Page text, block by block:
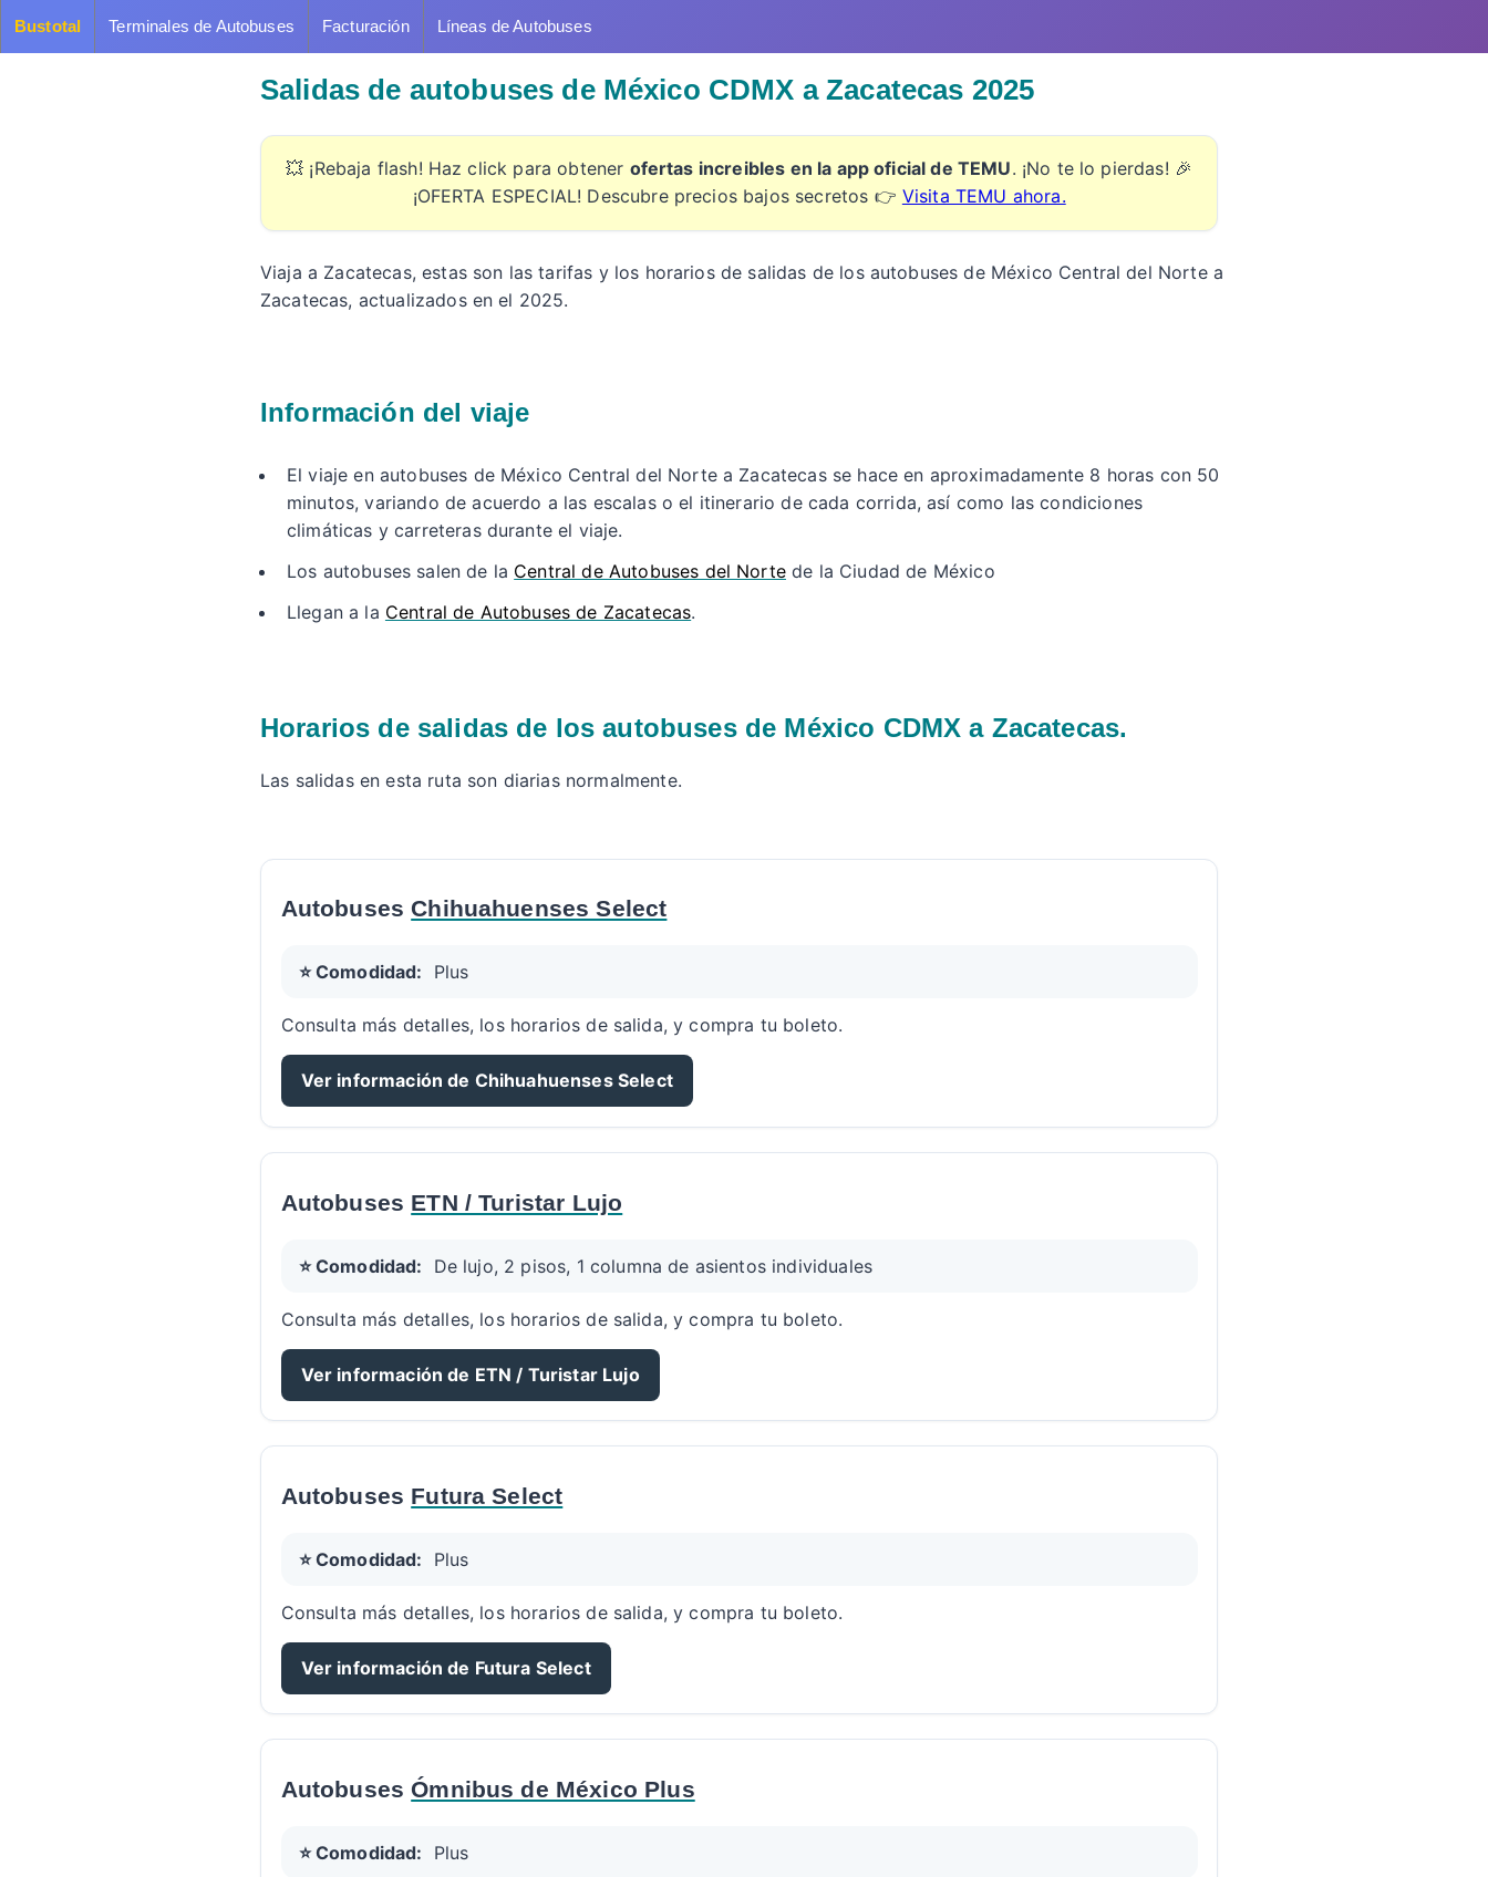
Bustotal Terminales de Autobuses Facturación Líneas de Autobuses
Salidas de autobuses de México CDMX a Zacatecas 2025
💥 ¡Rebaja flash! Haz click para obtener ofertas increibles en la app oficial de TEMU. ¡No te lo pierdas! 🎉
¡OFERTA ESPECIAL! Descubre precios bajos secretos 👉 Visita TEMU ahora.
Viaja a Zacatecas, estas son las tarifas y los horarios de salidas de los autobuses de México Central del Norte a
Zacatecas, actualizados en el 2025.
Información del viaje
El viaje en autobuses de México Central del Norte a Zacatecas se hace en aproximadamente 8 horas con 50
minutos, variando de acuerdo a las escalas o el itinerario de cada corrida, así como las condiciones
climáticas y carreteras durante el viaje.
Los autobuses salen de la Central de Autobuses del Nortede la Ciudad de México
Llegan a la Central de Autobuses de Zacatecas.
Horarios de salidas de los autobuses de México CDMX a Zacatecas.
Las salidas en esta ruta son diarias normalmente.
Autobuses Chihuahuenses Select
⭐ Comodidad: Plus
Consulta más detalles, los horarios de salida, y compra tu boleto.
Ver información de Chihuahuenses Select
Autobuses ETN / Turistar Lujo
⭐ Comodidad: De lujo, 2 pisos, 1 columna de asientos individuales
Consulta más detalles, los horarios de salida, y compra tu boleto.
Ver información de ETN / Turistar Lujo
Autobuses Futura Select
⭐ Comodidad: Plus
Consulta más detalles, los horarios de salida, y compra tu boleto.
Ver información de Futura Select
Autobuses Ómnibus de México Plus
⭐ Comodidad: Plus